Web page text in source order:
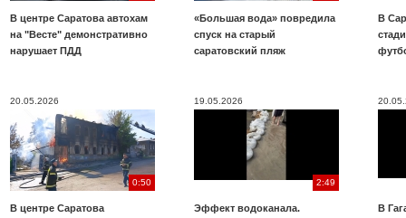
В центре Саратова автохам
на "Весте" демонстративно
нарушает ПДД
«Большая вода» повредила
спуск на старый
саратовский пляж
В
20.05.2026
0:50
В центре Саратова
19.05.2026
2:49
Эффект водоканала.
В